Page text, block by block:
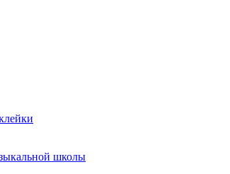
школы